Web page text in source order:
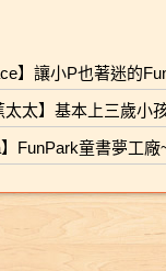
大人可以自然與孩
對話、回應與延伸。
孩子在一次次的聽
說之中，建立語感與
表達能力，也在被回
穩定的愛與安全感
為未來的人際與情緒
發展打下基礎。 4.醫
軼事，就像一場精
的導覽，跟著走讀
個神奇的小鎮，也
進認識台灣文化的
影。
最後會去哪裡呢？
暢銷小說，閱讀素
升級 本書特色 1.【
爾摩沙冒險小說】以
蘭嶼達悟族人自然
態與文化景觀，中小
學校園班級必備。 2.
毛，大麥町醫生用
毛撢子幫他植毛：
雞的雞冠不夠大，
麥町醫生用草莓連
嬰幫他植冠；公雞
學母雞下蛋，大麥
002〈長頸鹿〉 長
危機的首選，因此
】讓小P也著迷的
太太】基本上三歲小
】FunPark童書夢工